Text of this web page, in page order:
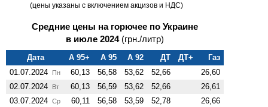
(цены указаны с включением акцизов и НДС)
Средние цены на горючее по Украине
в июле 2024 (грн./литр)
Дата А 95+ А 95 А 92 ДТ ДТ+
Газ
01.07.2024
Пн 60,13 56,58 53,62 52,66
26,60
02.07.2024
Вт 60,13 56,59 53,62 52,66
26,61
03.07.2024 Ср 60,11 56,58 53,59 52,78
26,66